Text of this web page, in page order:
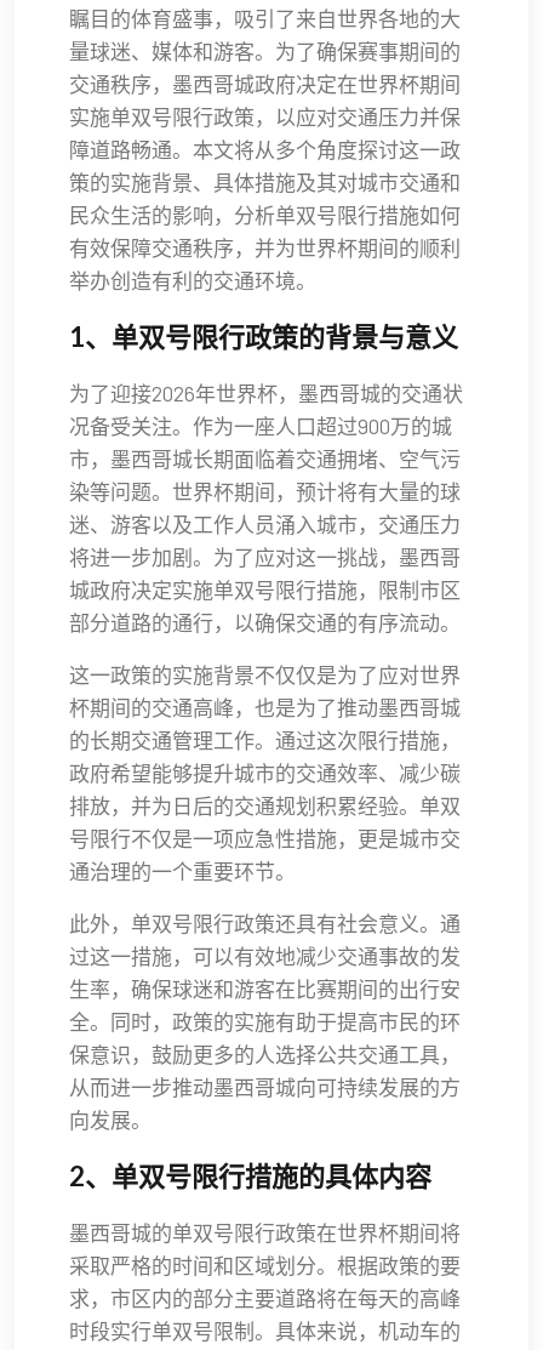
瞩目的体育盛事，吸引了来自世界各地的大
量球迷、媒体和游客。为了确保赛事期间的
交通秩序，墨西哥城政府决定在世界杯期间
实施单双号限行政策，以应对交通压力并保
障道路畅通。本文将从多个角度探讨这一政
策的实施背景、具体措施及其对城市交通和
民众生活的影响，分析单双号限行措施如何
有效保障交通秩序，并为世界杯期间的顺利
举办创造有利的交通环境。
1、单双号限行政策的背景与意义
为了迎接2026年世界杯，墨西哥城的交通状
况备受关注。作为一座人口超过900万的城
市，墨西哥城长期面临着交通拥堵、空气污
染等问题。世界杯期间，预计将有大量的球
迷、游客以及工作人员涌入城市，交通压力
将进一步加剧。为了应对这一挑战，墨西哥
城政府决定实施单双号限行措施，限制市区
部分道路的通行，以确保交通的有序流动。
这一政策的实施背景不仅仅是为了应对世界
杯期间的交通高峰，也是为了推动墨西哥城
的长期交通管理工作。通过这次限行措施，
政府希望能够提升城市的交通效率、减少碳
排放，并为日后的交通规划积累经验。单双
号限行不仅是一项应急性措施，更是城市交
通治理的一个重要环节。
此外，单双号限行政策还具有社会意义。通
过这一措施，可以有效地减少交通事故的发
生率，确保球迷和游客在比赛期间的出行安
全。同时，政策的实施有助于提高市民的环
保意识，鼓励更多的人选择公共交通工具，
从而进一步推动墨西哥城向可持续发展的方
向发展。
2、单双号限行措施的具体内容
墨西哥城的单双号限行政策在世界杯期间将
采取严格的时间和区域划分。根据政策的要
求，市区内的部分主要道路将在每天的高峰
时段实行单双号限制。具体来说，机动车的